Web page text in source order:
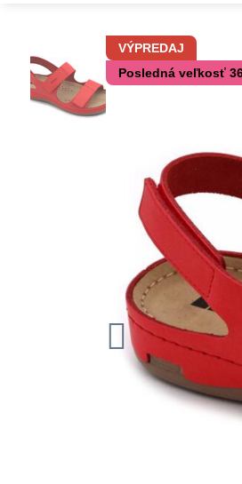
VÝPREDAJ
Posledná veľkosť